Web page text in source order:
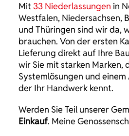
Mit 33 Niederlassungen in
Westfalen, Niedersachsen,
und Thüringen sind wir da,
brauchen. Von der ersten
Lieferung direkt auf Ihre
wir Sie mit starken Marken,
Systemlösungen und
der Ihr Handwerk kennt.
Werden Sie Teil unserer
Einkauf. Meine